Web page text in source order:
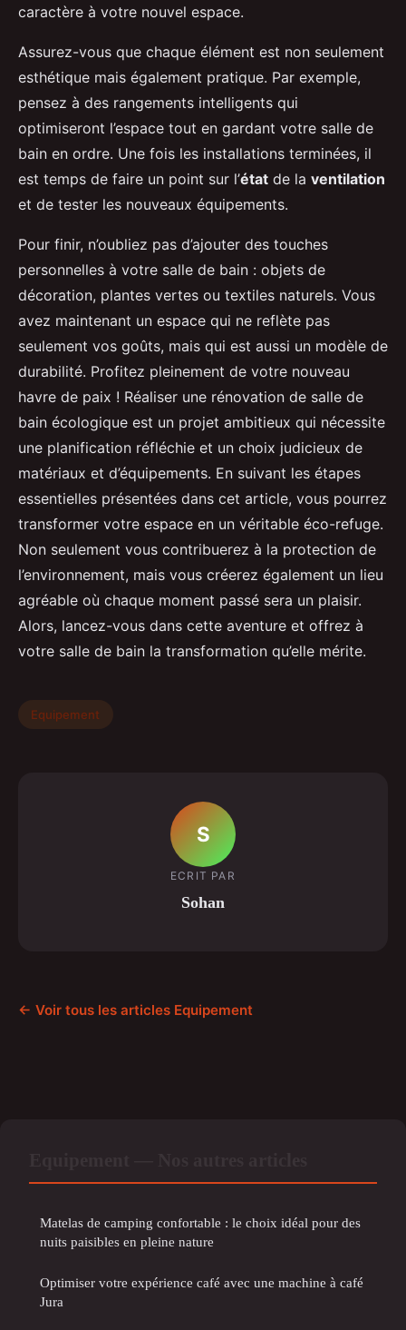
caractère à votre nouvel espace.
Assurez-vous que chaque élément est non seulement
esthétique mais également pratique. Par exemple,
pensez à des rangements intelligents qui
optimiseront l’espace tout en gardant votre salle de
bain en ordre. Une fois les installations terminées, il
est temps de faire un point sur l’état de la ventilation
et de tester les nouveaux équipements.
Pour finir, n’oubliez pas d’ajouter des touches
personnelles à votre salle de bain : objets de
décoration, plantes vertes ou textiles naturels. Vous
avez maintenant un espace qui ne reflète pas
seulement vos goûts, mais qui est aussi un modèle de
durabilité. Profitez pleinement de votre nouveau
havre de paix ! Réaliser une rénovation de salle de
bain écologique est un projet ambitieux qui nécessite
une planification réfléchie et un choix judicieux de
matériaux et d’équipements. En suivant les étapes
essentielles présentées dans cet article, vous pourrez
transformer votre espace en un véritable éco-refuge.
Non seulement vous contribuerez à la protection de
l’environnement, mais vous créerez également un lieu
agréable où chaque moment passé sera un plaisir.
Alors, lancez-vous dans cette aventure et offrez à
votre salle de bain la transformation qu’elle mérite.
Equipement
S
ECRIT PAR
Sohan
← Voir tous les articles Equipement
Matelas de camping confortable : le choix idéal pour des
nuits paisibles en pleine nature
Optimiser votre expérience café avec une machine à café
Jura